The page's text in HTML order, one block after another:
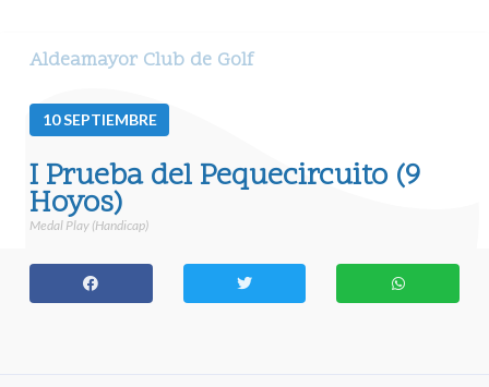
Aldeamayor Club de Golf
10SEPTIEMBRE
I Prueba del Pequecircuito (9
Hoyos)
Medal Play (Handicap)